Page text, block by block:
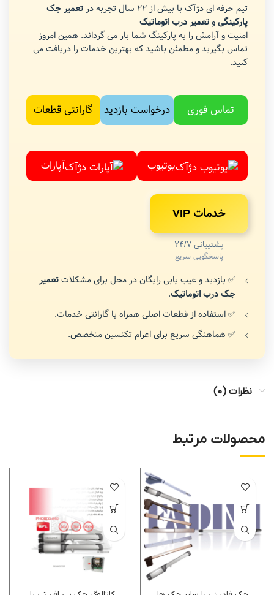
تیم حرفه ای دژآک با بیش از 22 سال تجربه در
تعمیر جک
پارکینگیو تعمیر درب اتوماتیک
امنیت و آرامش را به پارکینگ شما باز می گرداند. همین امروز
تماس بگیرید و مطمئن باشید که بهترین خدمات را دریافت می
کنید.
تماس فوری درخواست بازدید گارانتی قطعات
یوتیوب آپارات
خدمات VIP
پشتیبانی 24/7
پاسخگویی سریع
✅ بازدید و عیب یابی رایگان در محل برای مشکلاتتعمیر
جک درب اتوماتیک.
✅ استفاده از قطعات اصلی همراه با گارانتی خدمات.
✅ هماهنگی سریع برای اعزام تکنسین متخصص.
نظرات (0)
محصولات مرتبط